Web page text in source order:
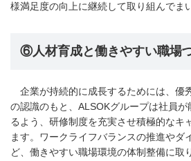
様満足度の向上に継続して取り組んでま
⑥人材育成と働きやすい職場
企業が持続的に成長するためには、優
の認識のもと、ALSOKグループは社員が
るよう、研修制度を充実させ積極的なキ
ます。ワークライフバランスの推進やダ
ど、働きやすい職場環境の体制整備に取